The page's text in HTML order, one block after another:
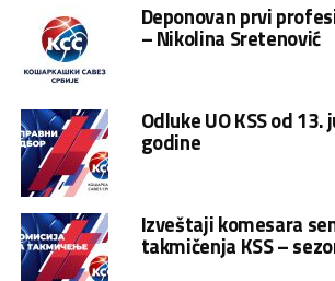
Deponovan prvi
– Nikolina Sretenović
Odluke UO KSS od 13.
godine
Izveštaji komesara
takmičenja KSS –